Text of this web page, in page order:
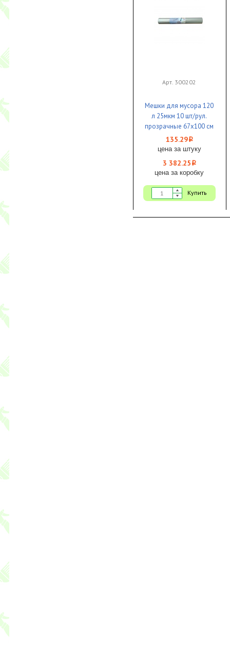
Арт. 300202
Мешки для мусора 120
л 25мкм 10 шт/рул.
прозрачные 67х100 см
EcoClean ПВД 1/25 КБ
135.29i
цена за штуку
3 382.25 i
цена за коробку
Купить